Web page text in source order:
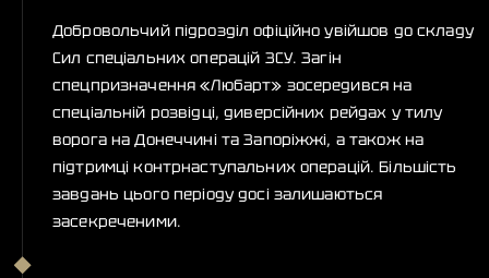
Добровольчий підрозділ офіційно увійшов до складу
Сил спеціальних операцій ЗСУ. Загін
спецпризначення «Любарт» зосередився на
спеціальній розвідці, диверсійних рейдах у тилу
ворога на Донеччині та Запоріжжі, а також на
підтримці контрнаступальних операцій. Більшість
завдань цього періоду досі залишаються
засекреченими.